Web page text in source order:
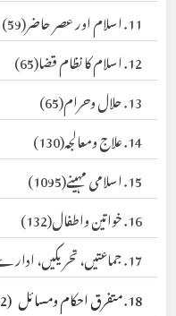
11. اسلام اور عصر حاضر
(59)
12. اسلام کا نظام قضا
(65)
13. حلال وحرام
(65)
14. علاج ومعالجہ
(130)
15. اسلامی مہینے
(1095)
16. خواتین واطفال
(132)
17. جماعتیں، تحریکیں، ادارے
18. متفرق احکام ومسائل
(72)